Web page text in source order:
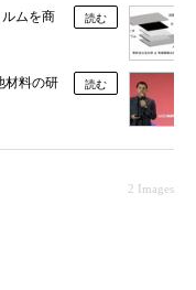
ムを商
読む
材料の研
読む
2 Images